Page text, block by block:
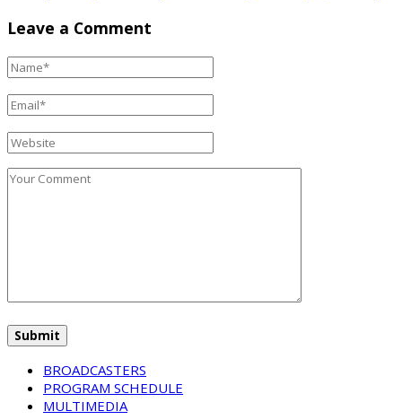
Leave a Comment
BROADCASTERS
PROGRAM SCHEDULE
MULTIMEDIA